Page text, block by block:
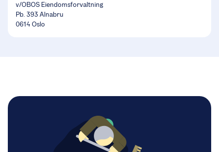
v/OBOS Eiendomsforvaltning
Pb. 393 Alnabru
0614 Oslo